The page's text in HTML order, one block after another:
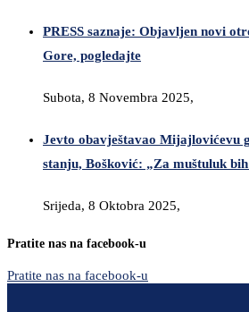
PRESS saznaje: Objavljen novi
Gore, pogledajte
Subota, 8 Novembra 2025,
Jevto obavještavao Mijajlovićevu
stanju, Bošković: „Za muštuluk
Srijeda, 8 Oktobra 2025,
Pratite nas na facebook-u
Pratite nas na facebook-u